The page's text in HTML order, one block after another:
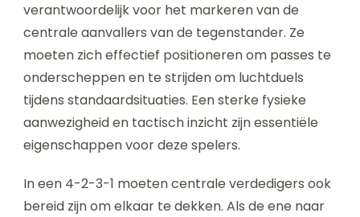
verantwoordelijk voor het markeren van de
centrale aanvallers van de tegenstander. Ze
moeten zich effectief positioneren om passes te
onderscheppen en te strijden om luchtduels
tijdens standaardsituaties. Een sterke fysieke
aanwezigheid en tactisch inzicht zijn essentiële
eigenschappen voor deze spelers.
In een 4-2-3-1 moeten centrale verdedigers ook
bereid zijn om elkaar te dekken. Als de ene naar